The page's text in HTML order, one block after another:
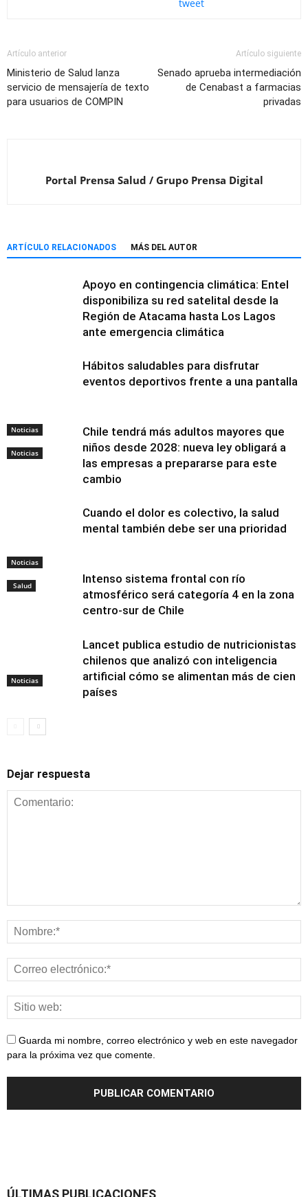
tweet
Artículo anterior
Ministerio de Salud lanza
servicio de mensajería de texto
para usuarios de COMPIN
Artículo siguiente
Senado aprueba intermediación
de Cenabast a farmacias
privadas
Portal Prensa Salud / Grupo Prensa Digital
ARTÍCULO RELACIONADOS MÁS DEL AUTOR
Noticias
Apoyo en contingencia climática: Entel
disponibiliza su red satelital desde la
Región de Atacama hasta Los Lagos
ante emergencia climática
Noticias
Hábitos saludables para disfrutar
eventos deportivos frente a una pantalla
Noticias
Chile tendrá más adultos mayores que
niños desde 2028: nueva ley obligará a
las empresas a prepararse para este
cambio
Salud
Cuando el dolor es colectivo, la salud
mental también debe ser una prioridad
Noticias
Intenso sistema frontal con río
atmosférico será categoría 4 en la zona
centro-sur de Chile
Alimentación y
nutrición
Lancet publica estudio de nutricionistas
chilenos que analizó con inteligencia
artificial cómo se alimentan más de cien
países
Dejar respuesta
Guarda mi nombre, correo electrónico y web en este navegador
para la próxima vez que comente.
ÚLTIMAS PUBLICACIONES